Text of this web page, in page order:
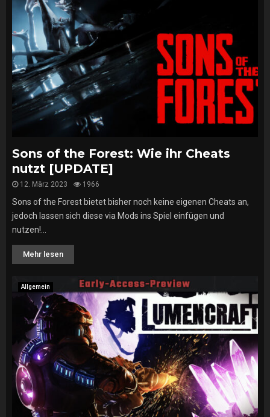
Sons of the Forest: Wie ihr Cheats
nutzt [UPDATE]
12. März 2023 1966
Sons of the Forest bietet bisher noch keine eigenen Cheats an,
jedoch lassen sich diese via Mods ins Spiel einfügen und
nutzen!...
Mehr lesen
Allgemein